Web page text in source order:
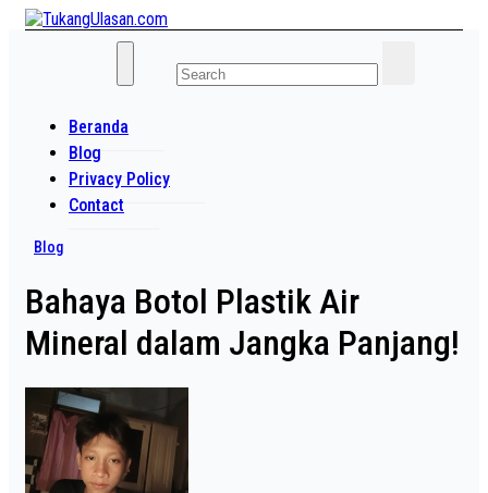
Skip
TukangUlasan.com
Beranda
Blog
Privacy Policy
Contact
Blog
Bahaya Botol Plastik Air
Mineral dalam Jangka Panjang!